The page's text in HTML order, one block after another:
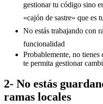
gestionar tu código sino
«cajón de sastre» que es
No estás trabajando con
funcionalidad
Probablemente, no
te permita gestionar
2- No estás
ramas locales